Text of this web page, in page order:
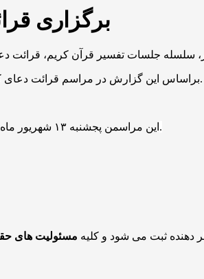
برگزاری
براساساین گزارش در مراسم قرائت دعای کمیل که با نوای سعید هدایتیان برگزار خواهد شد حجت الاسلام سیدجواد بهشتی به ایراد سخنرانی می‌پردازد.
این مراسمن پجشنبه ع) برگزار می‌شود.
دهنده ثبت می شود و کلیه مسئولیت های